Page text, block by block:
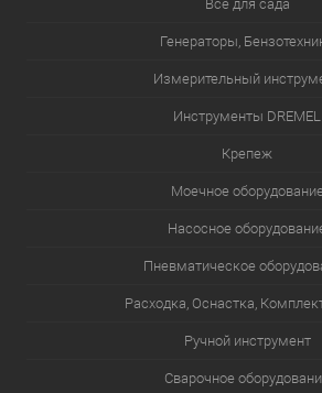
Все для сада
Генераторы,
Измерительный
Инструменты DREMEL
Крепеж
Моечное оборудование
Насосное
Пневматическое
Расходка, Оснастка,
Ручной инструмент
Сварочное